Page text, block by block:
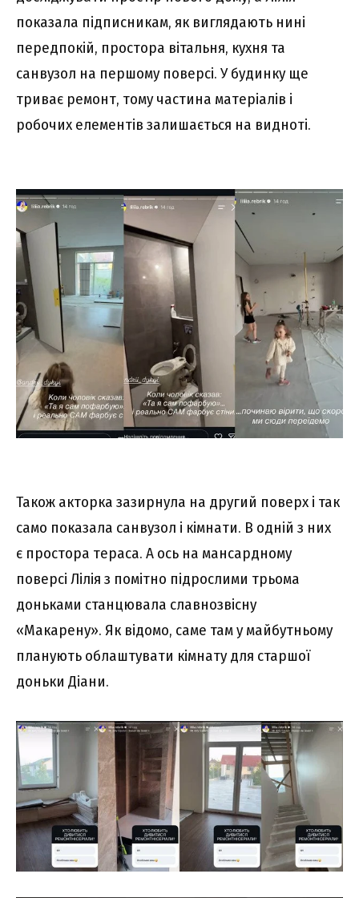
показала підписникам, як виглядають нині
передпокій, простора вітальня, кухня та
санвузол на першому поверсі. У будинку ще
триває ремонт, тому частина матеріалів і
робочих елементів залишається на видноті.
Також акторка зазирнула на другий поверх і так
само показала санвузол і кімнати. В одній з них
є простора тераса. А ось на мансардному
поверсі Лілія з помітно підрослими трьома
доньками станцювала славнозвісну
«Макарену». Як відомо, саме там у майбутньому
планують облаштувати кімнату для старшої
доньки Діани.